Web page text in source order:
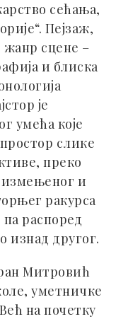
сећања,
Пејзаж,
жанр сцене –
и блиска
је
умећа које
слике
преко
и
ракурса
распоред
изнад другог.
Митровић
уметничке
на почетку